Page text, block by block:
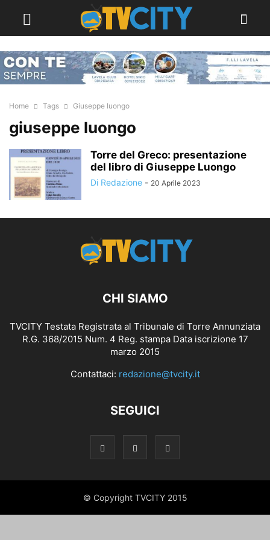
Home Tags Giuseppe luongo
giuseppe luongo
Torre del Greco: presentazione
del libro di Giuseppe Luongo
Di Redazione - 20 Aprile 2023
CHI SIAMO
TVCITY Testata Registrata al Tribunale di Torre Annunziata
R.G. 368/2015 Num. 4 Reg. stampa Data iscrizione 17
marzo 2015
Contattaci: redazione@tvcity.it
SEGUICI
© Copyright TVCITY 2015